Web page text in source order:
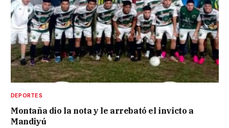
DEPORTES
Montaña dio la nota y le arrebató el invicto a
Mandiyú